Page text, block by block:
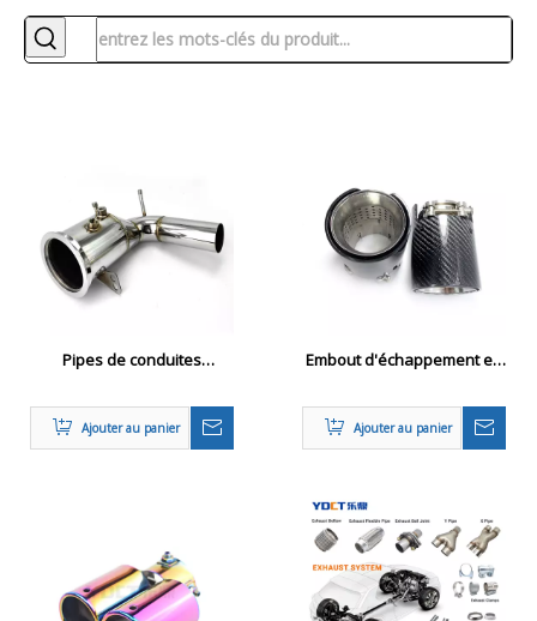
Pipes de conduites
personnalisables à haute
performance
Ajouter au panier
Embout d'échappement en
Ajouter au panier